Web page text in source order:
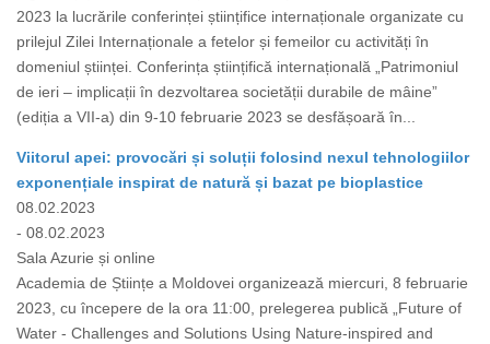
2023 la lucrările conferinței științifice internaționale organizate cu
prilejul Zilei Internaționale a fetelor și femeilor cu activități în
domeniul științei. Conferința științifică internațională „Patrimoniul
de ieri – implicații în dezvoltarea societății durabile de mâine”
(ediția a VII-a) din 9-10 februarie 2023 se desfășoară în...
Viitorul apei: provocări și soluții folosind nexul tehnologiilor
exponențiale inspirat de natură și bazat pe bioplastice
08.02.2023
- 08.02.2023
Sala Azurie și online
Academia de Științe a Moldovei organizează miercuri, 8 februarie
2023, cu începere de la ora 11:00, prelegerea publică „Future of
Water - Challenges and Solutions Using Nature-inspired and